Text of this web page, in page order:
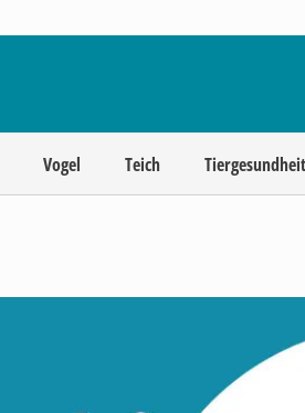
Vogel Teich Tiergesundheit